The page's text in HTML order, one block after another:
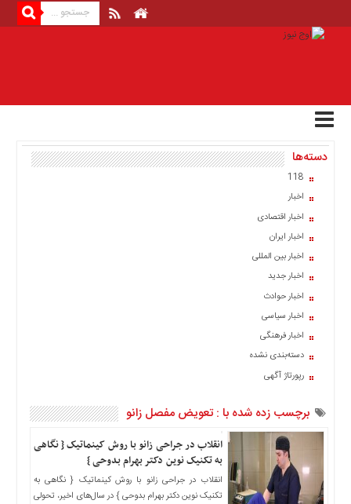
صفحه
اصلی
اخبار
اقتصادی
اقتصادی
سیاسی
اخبار
منوی
دسته‌ها
118
اخبار
اخبار اقتصادی
اخبار ایران
اخبار بین المللی
اخبار جدید
اخبار حوادث
اخبار سیاسی
اخبار فرهنگی
دسته‌بندی نشده
رپورتاژ آگهی
برچسب زده شده با : تعویض مفصل زانو
انقلاب در جراحی زانو با روش کینماتیک { نگاهی
به تکنیک نوین دکتر بهرام بدوحی }
انقلاب در جراحی زانو با روش کینماتیک { نگاهی به
تکنیک نوین دکتر بهرام بدوحی } در سال‌های اخیر، تحولی